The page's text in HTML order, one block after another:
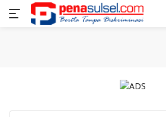
Langsung
Home Nasional Pendidikan